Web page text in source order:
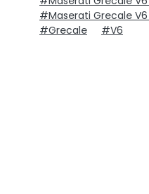
#Maserati Grecale
#Grecale
#V6